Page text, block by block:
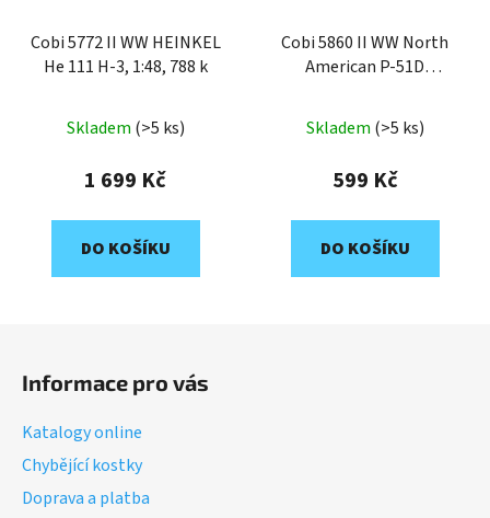
Cobi 5772 II WW HEINKEL
He 111 H-3, 1:48, 788 k
Skladem (>5 ks)
1 699 Kč
DO KOŠÍKU
Cobi 5860 II WW North
American P-51D
Skladem (>5 ks)
599 Kč
DO KOŠÍKU
Informace pro vás
Katalogy online
Chybějící kostky
Doprava a platba